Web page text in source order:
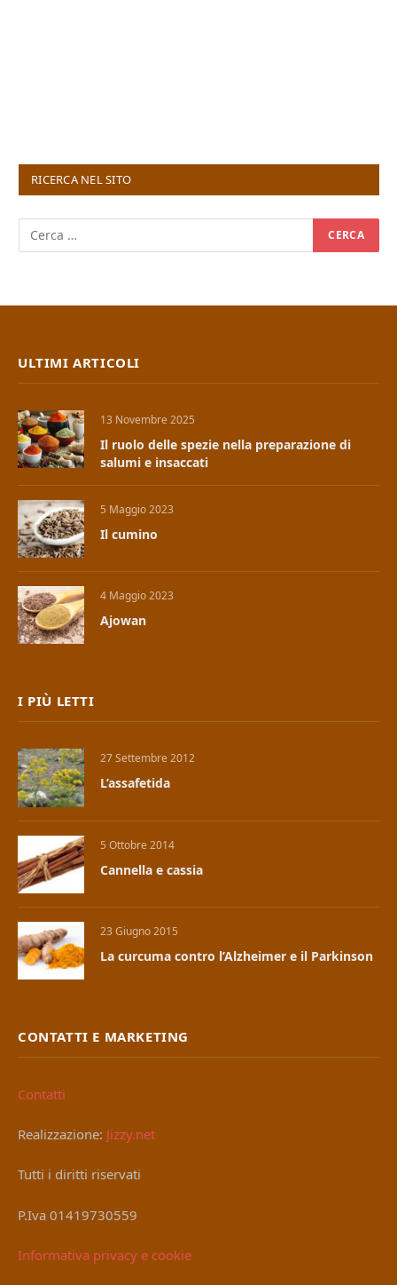
RICERCA NEL SITO
ULTIMI ARTICOLI
13 Novembre 2025
Il ruolo delle spezie nella preparazione di
salumi e insaccati
5 Maggio 2023
Il cumino
4 Maggio 2023
Ajowan
I PIÙ LETTI
27 Settembre 2012
L’assafetida
5 Ottobre 2014
Cannella e cassia
23 Giugno 2015
La curcuma contro l’Alzheimer e il Parkinson
CONTATTI E MARKETING
Contatti
Realizzazione: Jizzy.net
Tutti i diritti riservati
P.Iva 01419730559
Informativa privacy e cookie